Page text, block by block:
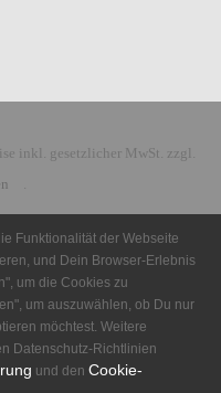
inkl. gesetzlicher MwSt. zzgl.
.
Funktionalität der Webseite
und Dein Browser-Erlebnis
um die Cookies zu
um auszuwählen, ob Du nur
möchtest. Weitere
Datenschutz-Richtlinien
und denCookie-